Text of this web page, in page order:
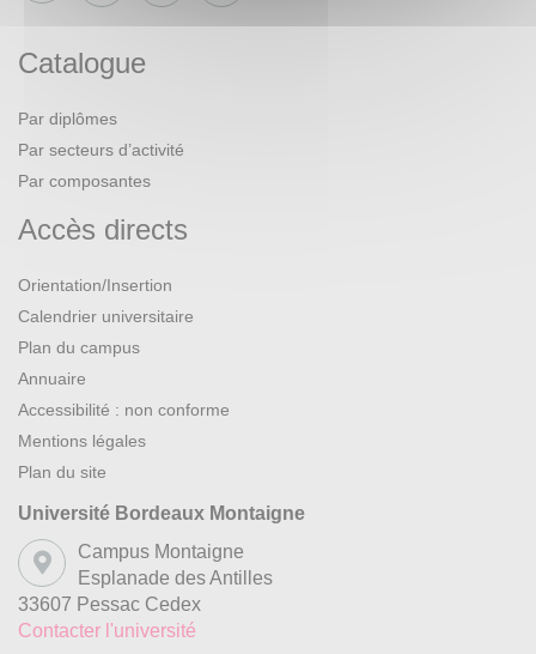
Catalogue
Par diplômes
Par secteurs d’activité
Par composantes
Accès directs
Orientation/Insertion
Calendrier universitaire
Plan du campus
Annuaire
Accessibilité : non conforme
Mentions légales
Plan du site
Université Bordeaux Montaigne
Campus Montaigne
Esplanade des Antilles
33607 Pessac Cedex
Contacter l'université